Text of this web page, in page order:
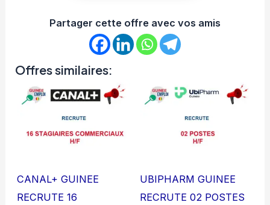
Partager cette offre avec vos amis
Offres similaires:
CANAL+ GUINEE
RECRUTE 16
UBIPHARM GUINEE
RECRUTE 02 POSTES